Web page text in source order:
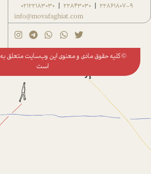
22861807-9
|
22843030
|
02122183030
info@movafaghiat.com
© کلیه حقوق مادی و معنوی این وب‌سایت متعلق به
است